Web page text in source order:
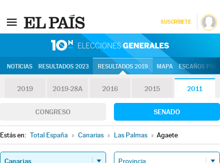
SUSCRÍBETE
NOTICIAS RESULTADOS 2023 RESULTADOS 2019 MAPA ESCAÑOS
2019 2019-28A 2016 2015 2011
CONGRESO SENADO
Estás en: Total España » Canarias » Las Palmas » Agaete